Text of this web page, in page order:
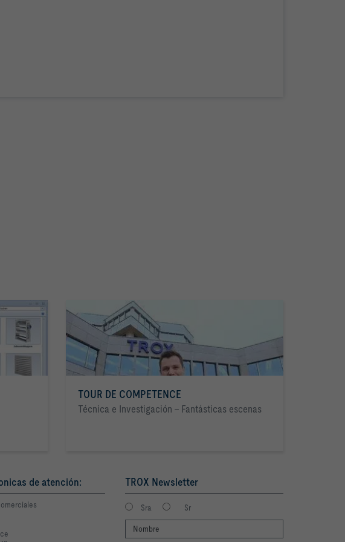
TOUR DE COMPETENCE
Técnica e Investigación - Fantásticas escenas
de atención: TROX Newsletter
Sra Sr